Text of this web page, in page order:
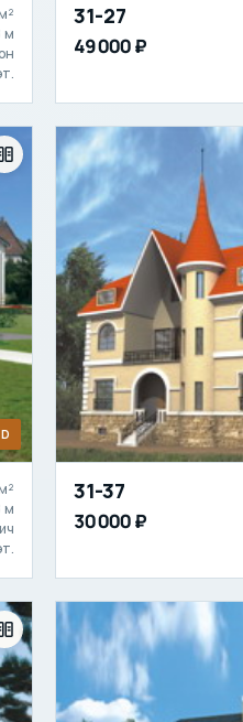
м
31-27
49 000 ₽
м
31-37
30 000 ₽